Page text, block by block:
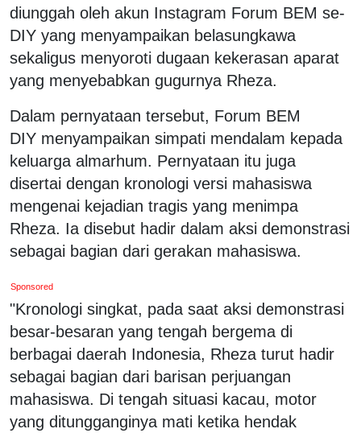
diunggah oleh akun Instagram Forum BEM se-
DIY yang menyampaikan belasungkawa
sekaligus menyoroti dugaan kekerasan aparat
yang menyebabkan gugurnya Rheza.
Dalam pernyataan tersebut, Forum BEM
DIY menyampaikan simpati mendalam kepada
keluarga almarhum. Pernyataan itu juga
disertai dengan kronologi versi mahasiswa
mengenai kejadian tragis yang menimpa
Rheza. Ia disebut hadir dalam aksi demonstrasi
sebagai bagian dari gerakan mahasiswa.
Sponsored
"Kronologi singkat, pada saat aksi demonstrasi
besar-besaran yang tengah bergema di
berbagai daerah Indonesia, Rheza turut hadir
sebagai bagian dari barisan perjuangan
mahasiswa. Di tengah situasi kacau, motor
yang ditungganginya mati ketika hendak